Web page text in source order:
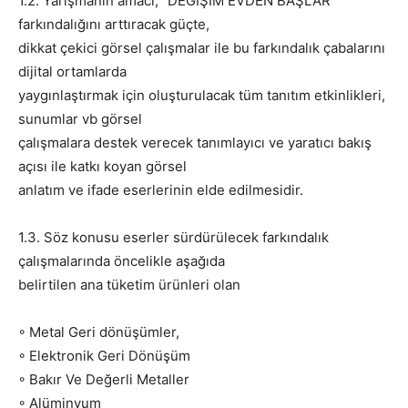
farkındalığını arttıracak güçte,
dikkat çekici görsel çalışmalar ile bu farkındalık çabalarını
dijital ortamlarda
yaygınlaştırmak için oluşturulacak tüm tanıtım etkinlikleri,
sunumlar vb görsel
çalışmalara destek verecek tanımlayıcı ve yaratıcı bakış
açısı ile katkı koyan görsel
anlatım ve ifade eserlerinin elde edilmesidir.
1.3. Söz konusu eserler sürdürülecek farkındalık
çalışmalarında öncelikle aşağıda
belirtilen ana tüketim ürünleri olan
◦ Metal Geri dönüşümler,
◦ Elektronik Geri Dönüşüm
◦ Bakır Ve Değerli Metaller
◦ Alüminyum